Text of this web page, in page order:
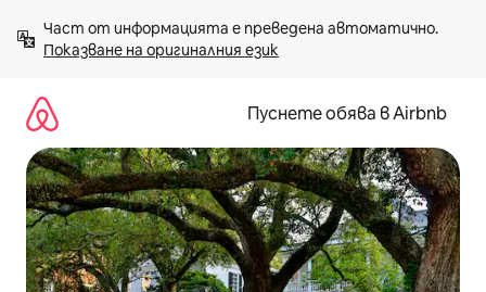
към
съдържанието
Показване на оригиналния език
Пуснете обява в Airbnb